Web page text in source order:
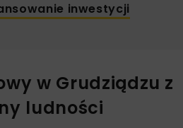
inwestycji
w Grudziądzu z
ludności